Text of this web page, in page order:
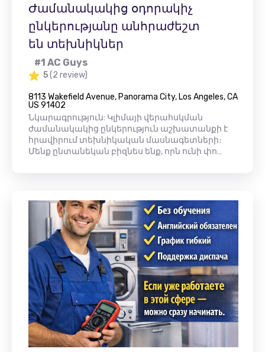
Ժամանակակից օդորակիչ
ընկերությանը անհրաժեշտ
են տեխնիկներ
#1 AC Guys
5(2 review)
8113 Wakefield Avenue, Panorama City, Los Angeles, CA
US 91402
Նկարագրություն: Կլիմայի վերահսկման
ժամանակակից ընկերություն աշխատանքի է
հրավիրում տեխնիկական մասնագետների։
Մենք ընտանեկան բիզնես ենք, որն ունի փո…